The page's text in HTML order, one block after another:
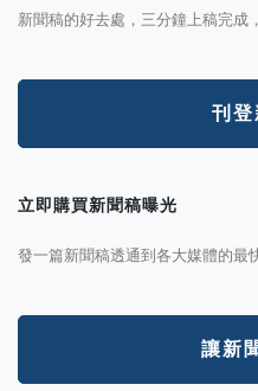
新聞稿的好去處，三分鐘上稿完成
刊
立即購買新聞稿曝光
發一篇新聞稿透通到各大媒體的最
讓新